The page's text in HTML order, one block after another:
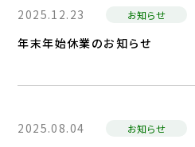
2025.12.23 お知らせ
年末年始休業のお知らせ
2025.08.04 お知らせ